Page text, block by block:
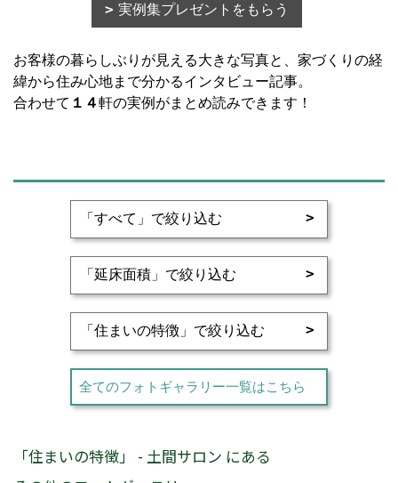
実例集プレゼントをもらう
お客様の暮らしぶりが見える大きな写真と、家づくりの経
緯から住み心地まで分かるインタビュー記事。
合わせて １４軒の実例がまとめ読みできます！
全てのフォトギャラリー一覧はこちら
「住まいの特徴」 - 土間サロン にある